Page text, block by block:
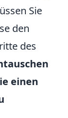
Sie
den
des
einen